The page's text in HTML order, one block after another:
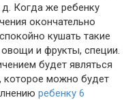
д. Когда же ребенку
окончательно
кушать такие
и фрукты, специи.
будет являться
которое можно будет
ребенку 6